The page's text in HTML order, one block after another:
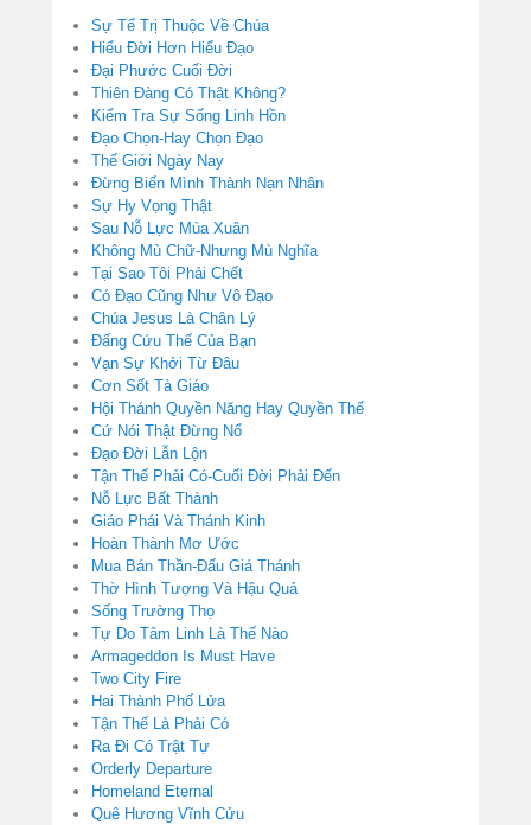
Sự Tể Trị Thuộc Về Chúa
Hiểu Đời Hơn Hiểu Đạo
Đại Phước Cuối Đời
Thiên Đàng Có Thật Không?
Kiểm Tra Sự Sống Linh Hồn
Đạo Chọn-Hay Chọn Đạo
Thế Giới Ngày Nay
Đừng Biến Mình Thành Nạn Nhân
Sự Hy Vọng Thật
Sau Nỗ Lực Mùa Xuân
Không Mù Chữ-Nhưng Mù Nghĩa
Tại Sao Tôi Phải Chết
Có Đạo Cũng Như Vô Đạo
Chúa Jesus Là Chân Lý
Đấng Cứu Thế Của Bạn
Vạn Sự Khởi Từ Đâu
Cơn Sốt Tà Giáo
Hội Thánh Quyền Năng Hay Quyền Thế
Cứ Nói Thật Đừng Nổ
Đạo Đời Lẫn Lộn
Tận Thế Phải Có-Cuối Đời Phải Đến
Nỗ Lực Bất Thành
Giáo Phái Và Thánh Kinh
Hoàn Thành Mơ Ước
Mua Bán Thần-Đấu Giá Thánh
Thờ Hình Tượng Và Hậu Quả
Sống Trường Thọ
Tự Do Tâm Linh Là Thế Nào
Armageddon Is Must Have
Two City Fire
Hai Thành Phố Lửa
Tận Thế Là Phải Có
Ra Đi Có Trật Tự
Orderly Departure
Homeland Eternal
Quê Hương Vĩnh Cửu